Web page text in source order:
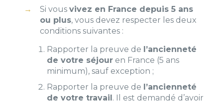
Si vous vivez en France depuis 5 ans
ou plus, vous devez respecter les deux
conditions suivantes :
Rapporter la preuve de l’ancienneté
de votre séjouren France (5 ans
minimum), sauf exception ;
Rapporter la preuve de l’ancienneté
de votre travail. Il est demandé d’avoir